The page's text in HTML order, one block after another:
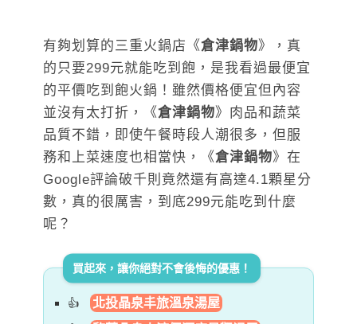
有夠划算的三重火鍋店《倉津鍋物》，真
的只要299元就能吃到飽，是我看過最便宜
的平價吃到飽火鍋！雖然價格便宜但內容
並沒有太打折，《倉津鍋物》肉品和蔬菜
品質不錯，即使午餐時段人潮很多，但服
務和上菜速度也相當快，《倉津鍋物》在
Google評論破千則竟然還有高達4.1顆星分
數，真的很厲害，到底299元能吃到什麼
呢？
買起來，讓你絕對不會後悔的優惠！
北投晶泉丰旅溫泉湯屋